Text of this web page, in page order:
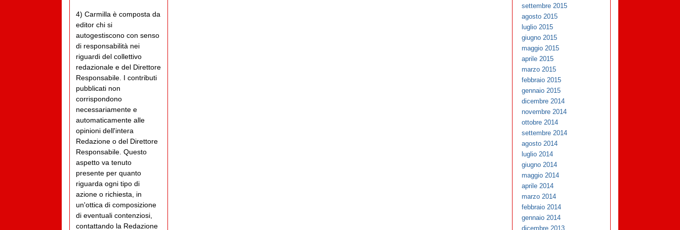
4) Carmilla è composta da
editor chi si
autogestiscono con senso
di responsabilità nei
riguardi del collettivo
redazionale e del Direttore
Responsabile. I contributi
pubblicati non
corrispondono
necessariamente e
automaticamente alle
opinioni dell'intera
Redazione o del Direttore
Responsabile. Questo
aspetto va tenuto
presente per quanto
riguarda ogni tipo di
azione o richiesta, in
un'ottica di composizione
di eventuali contenziosi,
contattando la Redazione
settembre 2015
agosto 2015
luglio 2015
giugno 2015
maggio 2015
aprile 2015
marzo 2015
febbraio 2015
gennaio 2015
dicembre 2014
novembre 2014
ottobre 2014
settembre 2014
agosto 2014
luglio 2014
giugno 2014
maggio 2014
aprile 2014
marzo 2014
febbraio 2014
gennaio 2014
dicembre 2013